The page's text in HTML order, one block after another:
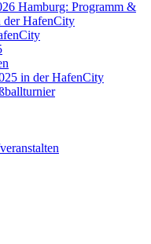
Hamburg: Programm &
der HafenCity
in der HafenCity